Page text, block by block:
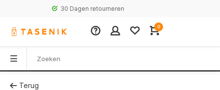
30 Dagen retourneren
0
Terug